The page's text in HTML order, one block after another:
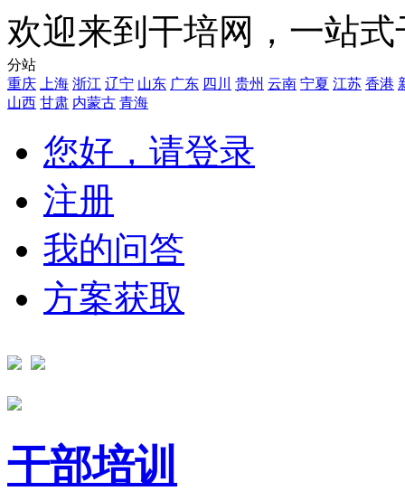
欢迎来到干培网，一站
分站
重庆
上海 浙江 辽宁 山东 广东 四川 贵州 云南 宁夏 江苏 香港
山西 甘肃 内蒙古 青海
您好，请登录
注册
我的问答
方案获取
干部培训